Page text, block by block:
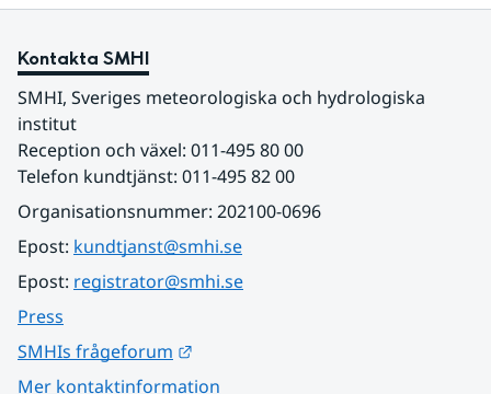
Kontakta SMHI
SMHI, Sveriges meteorologiska och hydrologiska
institut
Reception och växel: 011-495 80 00
Telefon kundtjänst: 011-495 82 00
Organisationsnummer: 202100-0696
Epost: kundtjanst@smhi.se
Epost: registrator@smhi.se
Press
SMHIs frågeforum
Mer kontaktinformation